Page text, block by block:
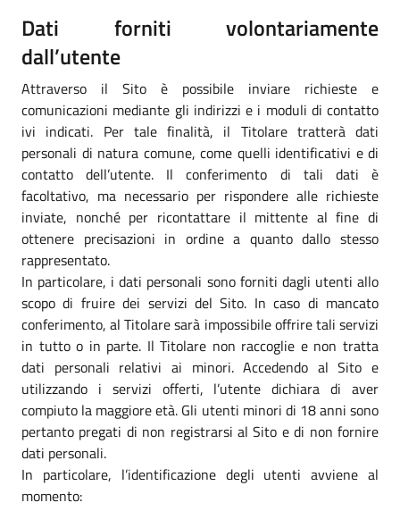
Dati forniti volontariamente
dall’utente
Attraverso il Sito è possibile inviare richieste e
comunicazioni mediante gli indirizzi e i moduli di contatto
ivi indicati. Per tale finalità, il Titolare tratterà dati
personali di natura comune, come quelli identificativi e di
contatto dell’utente. Il conferimento di tali dati è
facoltativo, ma necessario per rispondere alle richieste
inviate, nonché per ricontattare il mittente al fine di
ottenere precisazioni in ordine a quanto dallo stesso
rappresentato.
In particolare, i dati personali sono forniti dagli utenti allo
scopo di fruire dei servizi del Sito. In caso di mancato
conferimento, al Titolare sarà impossibile offrire tali servizi
in tutto o in parte. Il Titolare non raccoglie e non tratta
dati personali relativi ai minori. Accedendo al Sito e
utilizzando i servizi offerti, l’utente dichiara di aver
compiuto la maggiore età. Gli utenti minori di 18 anni sono
pertanto pregati di non registrarsi al Sito e di non fornire
dati personali.
In particolare, l’identificazione degli utenti avviene al
momento: